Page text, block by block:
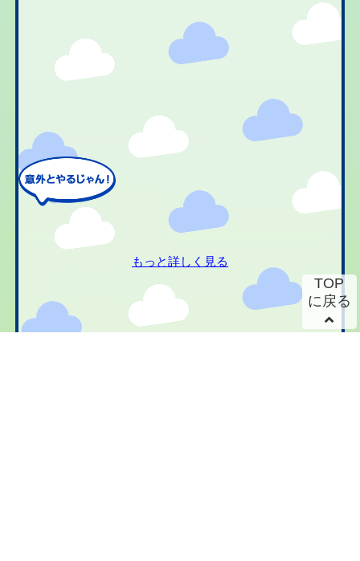
もっと詳しく見る
TOP
に戻る